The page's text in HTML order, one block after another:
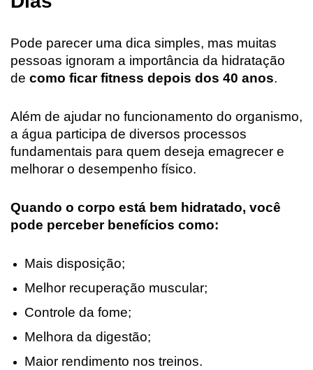
Pode parecer uma dica simples, mas muitas
pessoas ignoram a importância da hidratação
de como ficar fitness depois dos 40 anos.
Além de ajudar no funcionamento do organismo,
a água participa de diversos processos
fundamentais para quem deseja emagrecer e
melhorar o desempenho físico.
Quando o corpo está bem hidratado, você
pode perceber benefícios como:
Mais disposição;
Melhor recuperação muscular;
Controle da fome;
Melhora da digestão;
Maior rendimento nos treinos.